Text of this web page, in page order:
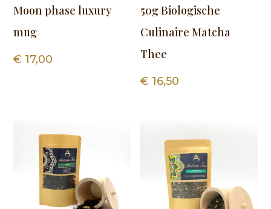
Moon phase luxury
mug
€ 17,00
50g Biologische
Culinaire Matcha
Thee
€ 16,50